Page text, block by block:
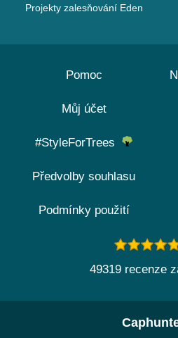
Projekty zalesňování Eden
Pomoc
Můj účet
#StyleForTrees
Předvolby souhlasu
Podmínky použití
49319 recenze